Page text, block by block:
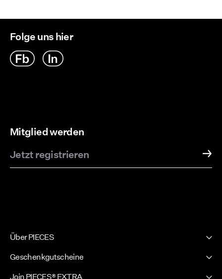
Folge uns hier
Mitglied werden
Jetzt registrieren
Über PIECES
Geschenkgutscheine
Join PIECES® EXTRA